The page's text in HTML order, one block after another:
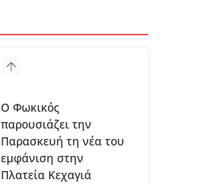
Ο Φωκικός
παρουσιάζει την
Παρασκευή τη νέα του
εμφάνιση στην
Πλατεία Κεχαγιά